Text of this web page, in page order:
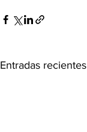
Entradas recientes